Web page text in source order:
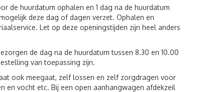
de huurdatum ophalen en 1 dag na de huurdatum
deze dag of dagen verzet. Ophalen en
Let op deze openingstijden zijn heel anders
de dag na de huurdatum tussen 8.30 en 10.00
van toepassing zijn.
ook meegaat, zelf lossen en zelf zorgdragen voor
en vocht etc. Bij een open aanhangwagen afdekzeil